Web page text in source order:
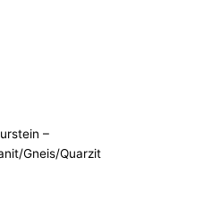
–
Gneis/Quarzit